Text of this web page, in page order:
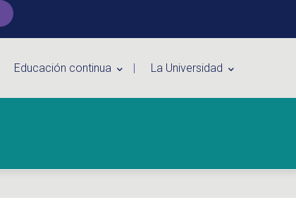
Educación continua La Universidad